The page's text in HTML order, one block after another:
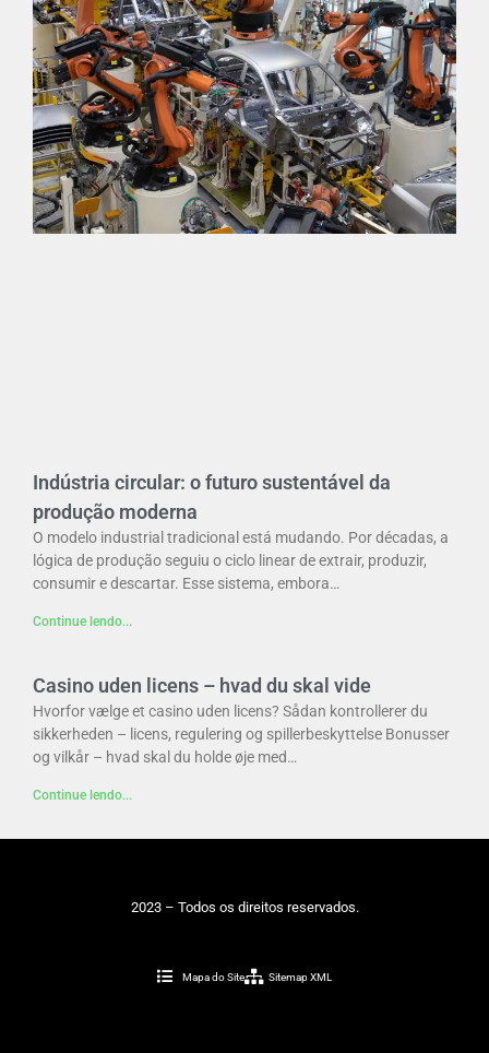
Indústria circular: o futuro sustentável da
produção moderna
O modelo industrial tradicional está mudando. Por décadas, a
lógica de produção seguiu o ciclo linear de extrair, produzir,
consumir e descartar. Esse sistema, embora…
Continue lendo...
Casino uden licens – hvad du skal vide
Hvorfor vælge et casino uden licens? Sådan kontrollerer du
sikkerheden – licens, regulering og spillerbeskyttelse Bonusser
og vilkår – hvad skal du holde øje med…
Continue lendo...
2023 – Todos os direitos reservados.
Mapa do Site Sitemap XML